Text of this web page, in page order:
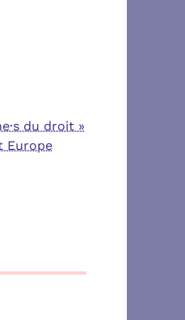
du droit »
Europe